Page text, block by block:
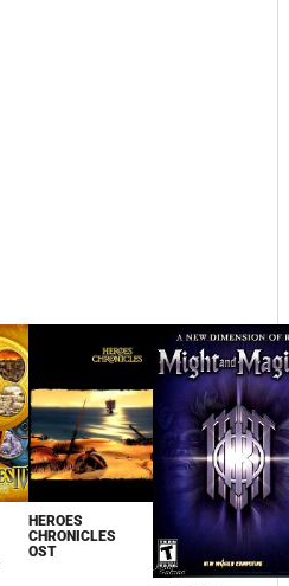
HEROES
CHRONICLES
OST